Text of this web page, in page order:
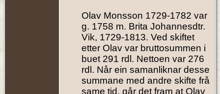
Olav Monsson 1729-1782 var
g. 1758 m. Brita Johannesdtr.
Vik, 1729-1813. Ved skiftet
etter Olav var bruttosummen i
buet 291 rdl. Nettoen var 276
rdl. Når ein samanliknar desse
summane med andre skifte frå
same tid, går det fram at Olav